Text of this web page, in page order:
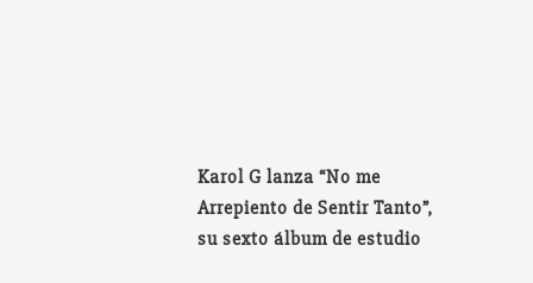
Karol G lanza “No me
Arrepiento de Sentir Tanto”,
su sexto álbum de estudio